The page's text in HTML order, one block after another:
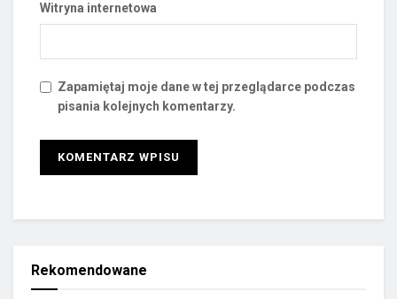
Witryna internetowa
Zapamiętaj moje dane w tej przeglądarce podczas
pisania kolejnych komentarzy.
Rekomendowane